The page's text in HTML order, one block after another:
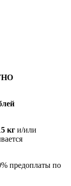
кг и/или
предоплаты по